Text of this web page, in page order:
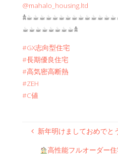
@mahalo_housing.ltd
☕︎☕︎☕︎☕︎☕︎☕︎☕︎☕︎𖠋
#GX志向型住宅
#長期優良住宅
#高気密高断熱
#ZEH
#C値
新年明けましておめでと
高性能フルオーダー